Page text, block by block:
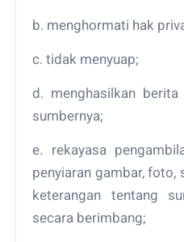
b. menghormati hak
c. tidak menyuap;
d. menghasilkan
sumbernya;
e. rekayasa
penyiaran gambar, foto,
keterangan tentang
secara berimbang;